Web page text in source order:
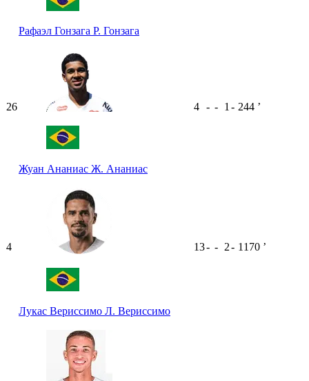
Рафаэл Гонзага Р. Гонзага
26
Жуан Ананиас Ж. Ананиас
4 - - 1 - 244 ʼ
4
Лукас Вериссимо Л. Вериссимо
13- - 2- 1170 ʼ